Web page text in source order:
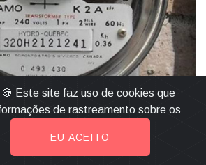
em Minas Gerais
de 7,36% a Partir
🍪 Este site faz uso de cookies que
de rastreamento sobre os
EU ACEITO